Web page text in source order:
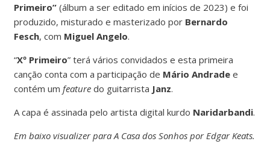
Primeiro”(álbum a ser editado em inícios de 2023) e foi
produzido, misturado e masterizado por Bernardo
Fesch, com Miguel Angelo.
“Xº Primeiro” terá vários convidados e esta primeira
canção conta com a participação de Mário Andradee
contém um featuredo guitarrista Janz.
A capa é assinada pelo artista digital kurdo Naridarbandi.
Em baixo visualizer para A Casa dos Sonhos por Edgar Keats.